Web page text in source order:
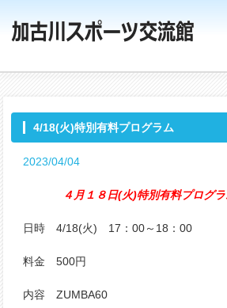
4/18(火)特別有料プログラム
2023/04/04
４月１８日(火)特別有料プログ
日時 4/18(火) 17：00～18：00
料金 500円
内容 ZUMBA60